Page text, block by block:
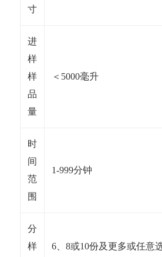
寸
进
样
样
品
量
＜5000毫升
时
间
范
围
1-999分钟
分
样
6、8或10份及更多或任意